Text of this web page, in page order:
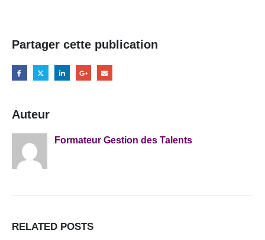
Partager cette publication
Auteur
Formateur Gestion des Talents
RELATED POSTS